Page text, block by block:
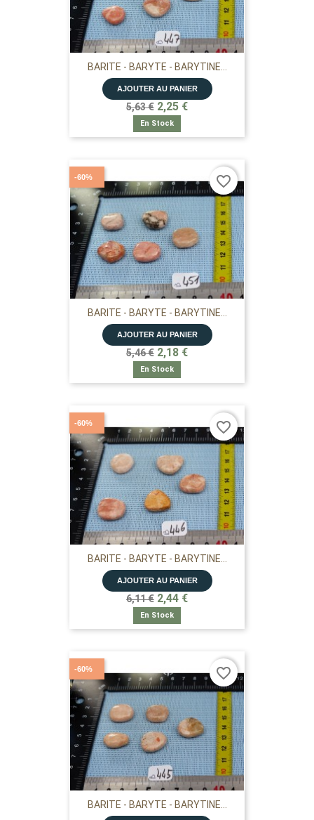
BARITE - BARYTE - BARYTINE...
AJOUTER AU PANIER
5,63 € 2,25 €
En Stock
BARITE - BARYTE - BARYTINE...
AJOUTER AU PANIER
5,46 € 2,18 €
En Stock
-60% favorite_border
BARITE - BARYTE - BARYTINE...
AJOUTER AU PANIER
6,11 € 2,44 €
En Stock
-60% favorite_border
BARITE - BARYTE - BARYTINE...
-60% favorite_border